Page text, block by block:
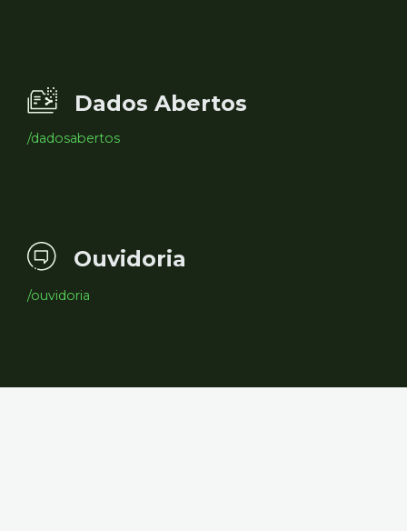
Dados Abertos
/dadosabertos
Ouvidoria
/ouvidoria